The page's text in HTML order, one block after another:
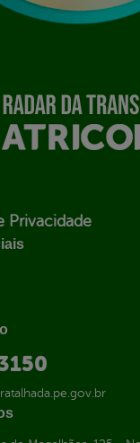
Privacidade